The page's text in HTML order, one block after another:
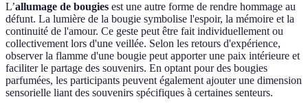
L’allumage de bougies est une autre forme de rendre hommage au
défunt. La lumière de la bougie symbolise l'espoir, la mémoire et la
continuité de l'amour. Ce geste peut être fait individuellement ou
collectivement lors d'une veillée. Selon les retours d'expérience,
observer la flamme d'une bougie peut apporter une paix intérieure et
faciliter le partage des souvenirs. En optant pour des bougies
parfumées, les participants peuvent également ajouter une dimension
sensorielle liant des souvenirs spécifiques à certaines senteurs.